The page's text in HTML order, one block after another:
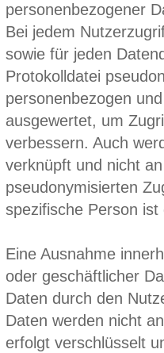
personenbezogener
Bei jedem
sowie für jeden
Protokolldatei
personenbezogen
ausgewertet, um
verbessern. Auch
verknüpft und nicht
pseudonymisierten
spezifische Person
Eine Ausnahme
oder geschäftlicher
Daten durch den
Daten werden nicht
erfolgt verschlüsselt